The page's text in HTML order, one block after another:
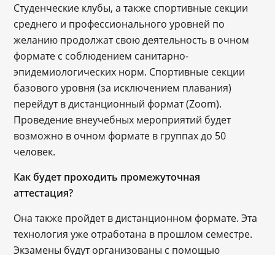
Студенческие клубы, а также спортивные секции
среднего и профессионального уровней по
желанию продолжат свою деятельность в очном
формате с соблюдением санитарно-
эпидемиологических норм. Спортивные секции
базового уровня (за исключением плавания)
перейдут в дистанционный формат (Zoom).
Проведение внеучебных мероприятий будет
возможно в очном формате в группах до 50
человек.
Как будет проходить промежуточная
аттестация?
Она также пройдет в дистанционном формате. Эта
технология уже отработана в прошлом семестре.
Экзамены будут организованы с помощью